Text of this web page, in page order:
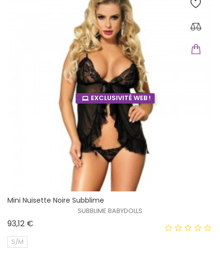
EXCLUSIVITÉ WEB !
Mini Nuisette Noire Subblime
SUBBLIME BABYDOLLS
93,12 €
S/M